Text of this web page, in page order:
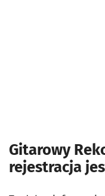
Gitarowy
rejestracja